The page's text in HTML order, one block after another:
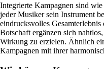
Integrierte Kampagnen sind
jeder Musiker sein Instrument
eindrucksvolles
Botschaft ergänzen sich
Wirkung zu erzielen. Ähnlich
Kampagnen mit ihrer